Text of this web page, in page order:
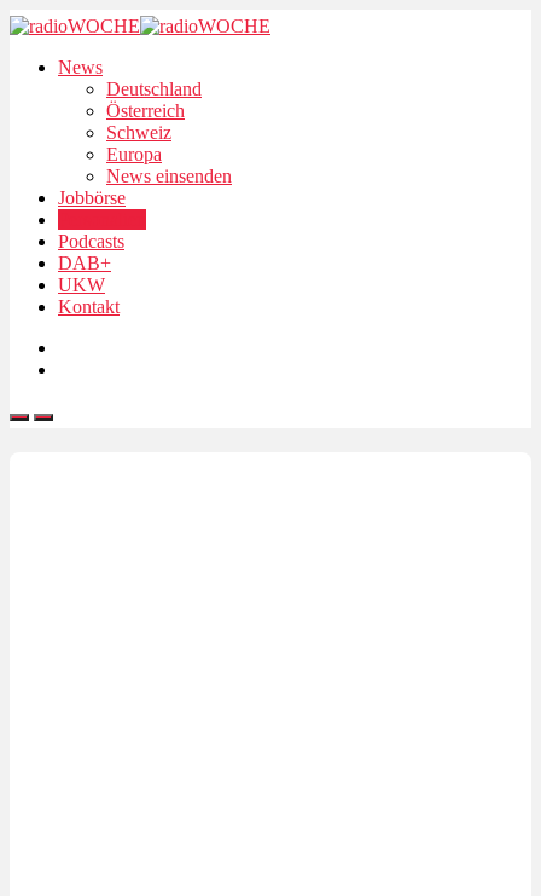
News
Deutschland
Österreich
Schweiz
Europa
News einsenden
Jobbörse
Podcasts
DAB+
UKW
Kontakt